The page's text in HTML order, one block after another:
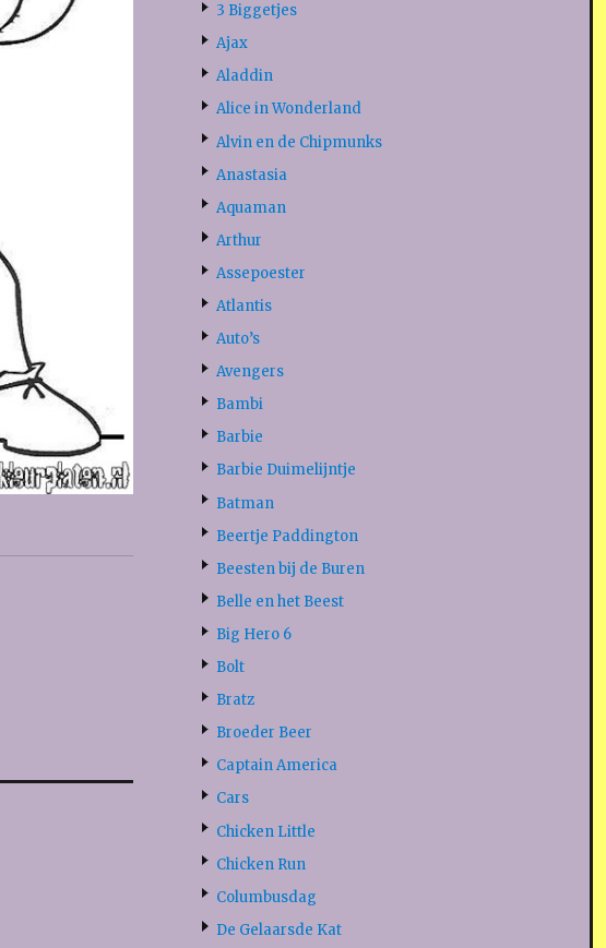
3 Biggetjes
Ajax
Aladdin
Alice in Wonderland
Alvin en de Chipmunks
Anastasia
Aquaman
Arthur
Assepoester
Atlantis
Auto’s
Avengers
Bambi
Barbie
Barbie Duimelijntje
Batman
Beertje Paddington
Beesten bij de Buren
Belle en het Beest
Big Hero 6
Bolt
Bratz
Broeder Beer
Captain America
Cars
Chicken Little
Chicken Run
Columbusdag
De Gelaarsde Kat